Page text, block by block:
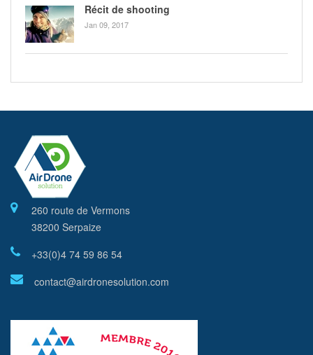
Récit de shooting
Jan 09, 2017
260 route de Vermons
38200 Serpaize
+33(0)4 74 59 86 54
contact@airdronesolution.com